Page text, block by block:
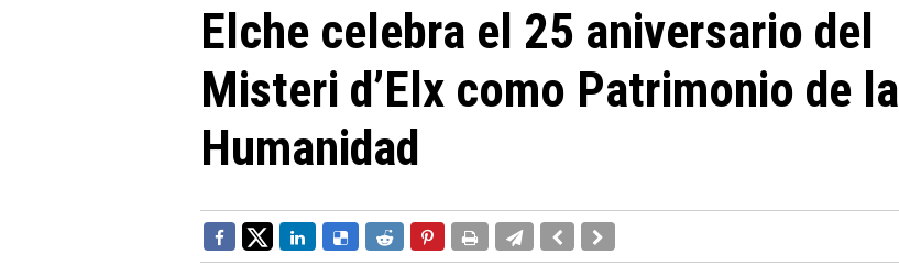
Elche celebra el 25 aniversario del
Misteri d’Elx como Patrimonio de la
Humanidad